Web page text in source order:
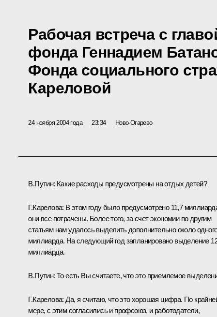
Рабочая встреча с
фонда Геннадием
Фонда социального
Кареловой
24 ноября 2004 года 23:34 Ново-Огарево
В.Путин: Какие расходы предусмотрены на отдых детей?
Г.Карелова: В этом году было предусмотрено 11,7
они все потрачены. Более того, за счет экономии по другим
статьям нам удалось выделить дополнительно около
миллиарда. На следующий год запланировано выделение
миллиарда.
В.Путин: То есть Вы считаете, что это приемлемое
Г.Карелова: Да, я считаю, что это хорошая цифра. По
мере, с этим согласились и профсоюз, и работодатели,